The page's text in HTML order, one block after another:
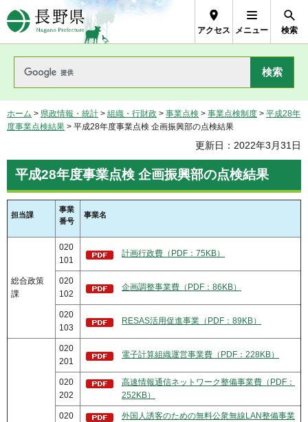
長野県Nagano Prefecture
アクセス メニュー 検索
ホーム > 県政情報・統計 > 組織・行財政 > 事業点検 > 事業点検制度 > 平成28年
度事業点検結果 > 平成28年度事業点検 企画振興部の点検結果
更新日：2022年3月31日
平成28年度事業点検 企画振興部の点検結果
担当課
事業
番号
事業名
総合政策
課
020
101
計画行政費（PDF：75KB）
020
102
企画調整事業費（PDF：86KB）
020
103
RESAS活用促進事業（PDF：89KB）
020
201
電子計算組織運営事業費（PDF：228KB）
020
202
高速情報通信ネットワーク整備事業費（PDF：
252KB）
020
外国人誘客のための無料公衆無線LAN整備事業